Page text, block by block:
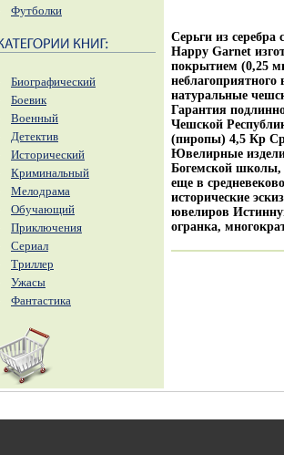
Футболки
Биографический
Боевик
Военный
Детектив
Исторический
Криминальный
Мелодрама
Обучающий
Приключения
Сериал
Триллер
Ужасы
Фантастика
Серьги из
Happy Garnet
покрытием (0,25
натуральные
Гарантия
Чешской
(пиропы) 4,5 Кр
Ювелирные
Богемской школы,
еще в
исторические
ювелиров
огранка,